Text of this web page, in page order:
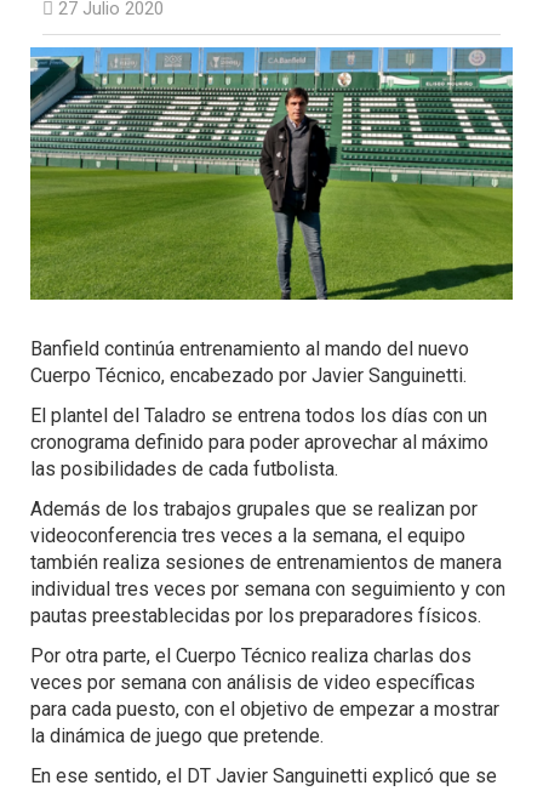
27 Julio 2020
Banfield continúa entrenamiento al mando del nuevo
Cuerpo Técnico, encabezado por Javier Sanguinetti.
El plantel del Taladro se entrena todos los días con un
cronograma definido para poder aprovechar al máximo
las posibilidades de cada futbolista.
Además de los trabajos grupales que se realizan por
videoconferencia tres veces a la semana, el equipo
también realiza sesiones de entrenamientos de manera
individual tres veces por semana con seguimiento y con
pautas preestablecidas por los preparadores físicos.
Por otra parte, el Cuerpo Técnico realiza charlas dos
veces por semana con análisis de video específicas
para cada puesto, con el objetivo de empezar a mostrar
la dinámica de juego que pretende.
En ese sentido, el DT Javier Sanguinetti explicó que se